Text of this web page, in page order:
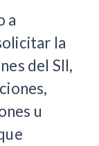
a
la
del SII,
u